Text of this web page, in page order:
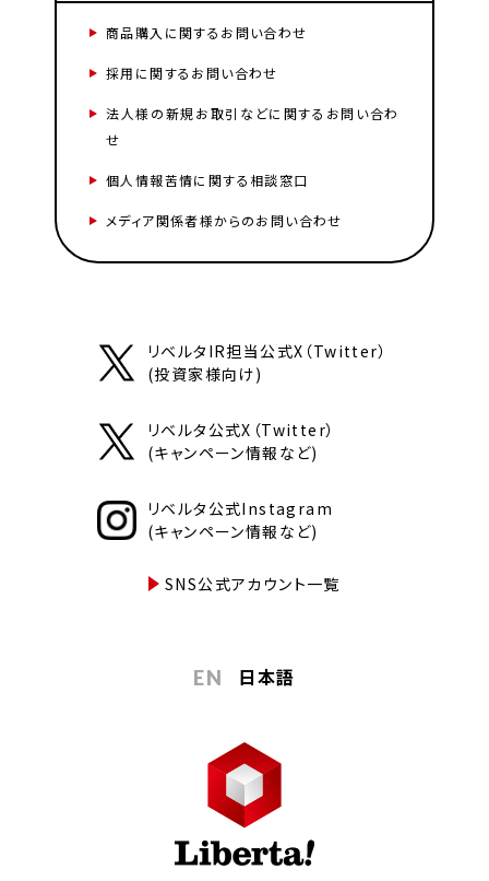
商品購入に関するお問い合わせ
採用に関するお問い合わせ
法人様の新規お取引などに関するお問い合わ
せ
個人情報苦情に関する相談窓口
メディア関係者様からのお問い合わせ
リベルタIR担当公式X（Twitter）
(投資家様向け)
リベルタ公式X（Twitter）
(キャンペーン情報など)
リベルタ公式Instagram
(キャンペーン情報など)
SNS公式アカウント一覧
EN 日本語